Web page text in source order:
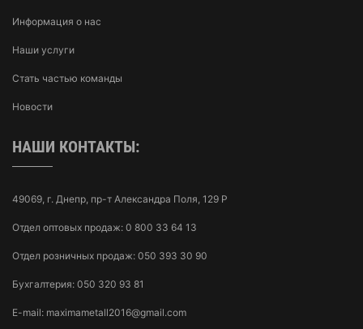
Информация о нас
Наши услуги
Стать частью команды
Новости
НАШИ КОНТАКТЫ:
49069, г. Днепр, пр-т Александра Поля, 129 Р
Отдел оптовых продаж: 0 800 33 64 13
Отдел розничных продаж: 050 393 30 90
Бухгалтерия: 050 320 93 81
E-mail: maximametall2016@gmail.com